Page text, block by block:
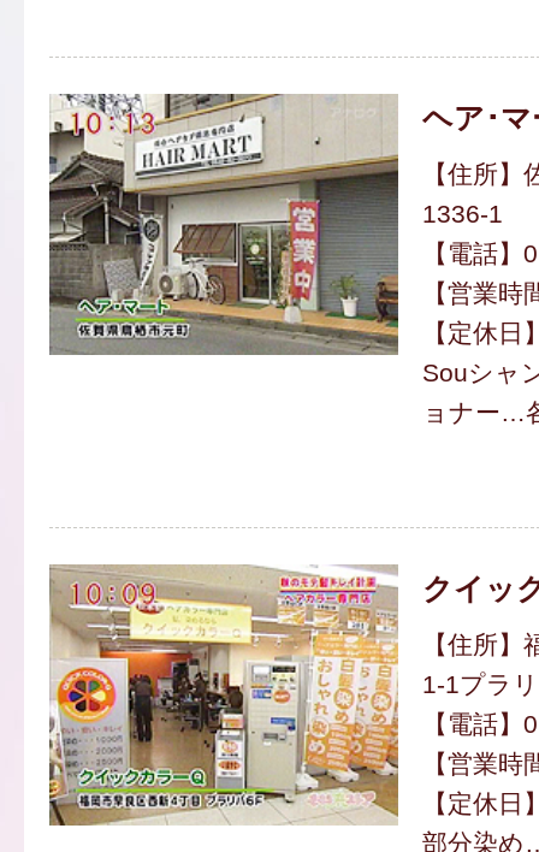
ヘア･マ
【住所
1336-1
【電話
【営業
【定休日
Souシャ
ョナー…
クイッ
【住所
1-1プラ
【電話
【営業
【定休日
部分染め